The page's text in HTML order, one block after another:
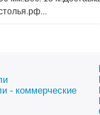
- коммерческие